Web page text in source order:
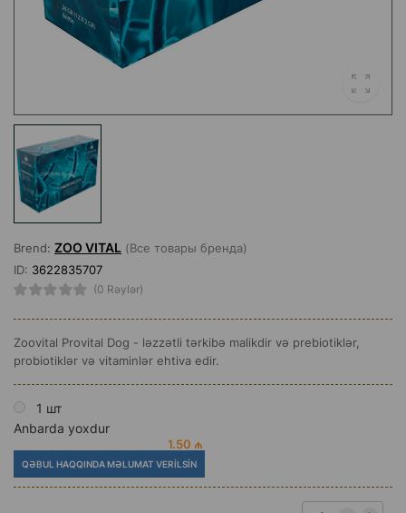
Brend: ZOO VITAL (Все товары бренда)
ID: 3622835707
(0 Rəylər)
Zoovital Provital Dog - ləzzətli tərkibə malikdir və prebiotiklər,
probiotiklər və vitaminlər ehtiva edir.
1 шт
Anbarda yoxdur
1.50 ₼
QƏBUL HAQQINDA MƏLUMAT VERILSIN